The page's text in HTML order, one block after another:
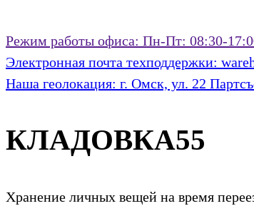
Режим работы офиса: Пн-Пт: 08:30-
Электронная почта техподдержки:
Наша геолокация: г. Омск, ул. 22
КЛАДОВКА55
Хранение личных вещей на время